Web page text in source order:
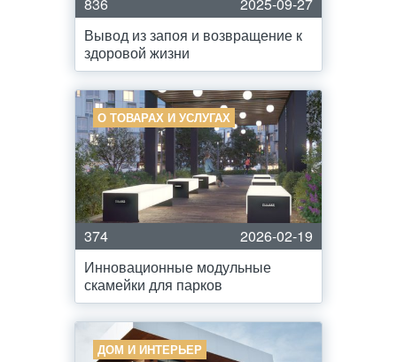
Вывод из запоя и возвращение к
здоровой жизни
О ТОВАРАХ И УСЛУГАХ
374
2026-02-19
Инновационные модульные
скамейки для парков
ДОМ И ИНТЕРЬЕР